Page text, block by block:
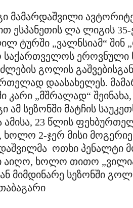
მამარდაშვილი
ესპანეთის ლა ლიგის
ტურში „ვალნსიამ“ შინ
ეროვნული
გოლის
დაასახელეს.
კარი „მშრალად“
ამ სეზონში მატჩის
ამისა, 23 წლის
ხოლო 2-ჯერ მისი
ოთხი პენალტი
აიღო, ხოლო თითო
მიმდინარე სეზონში